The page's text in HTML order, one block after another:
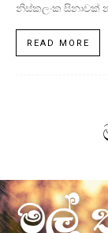
නිස්කලංක සිනාවක්
READ MORE